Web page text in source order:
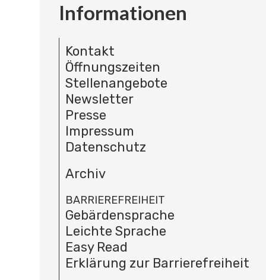
Informationen
Kontakt
Öffnungszeiten
Stellenangebote
Newsletter
Presse
Impressum
Datenschutz
Archiv
BARRIEREFREIHEIT
Gebärdensprache
Leichte Sprache
Easy Read
Erklärung zur Barrierefreiheit